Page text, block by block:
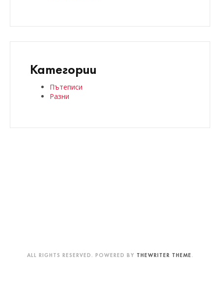
Категории
Пътеписи
Разни
ALL RIGHTS RESERVED. POWERED BY THEWRITER THEME